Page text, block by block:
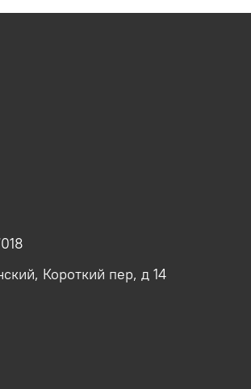
Короткий пер, д 14